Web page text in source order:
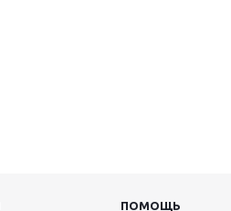
ПОМОЩЬ